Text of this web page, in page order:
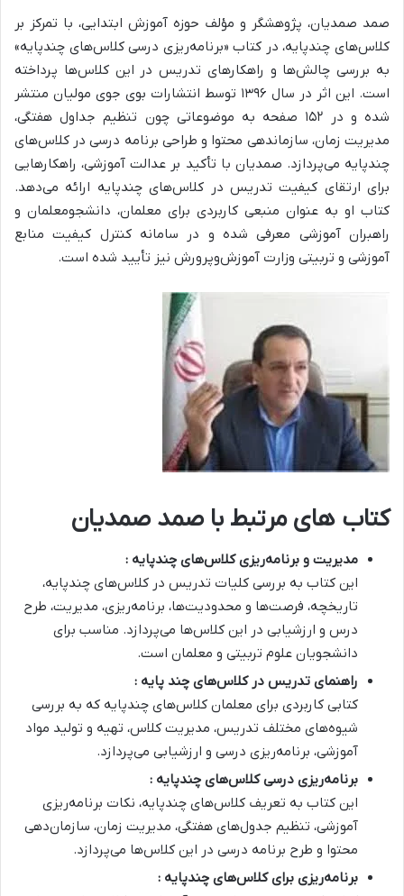
صمد صمدیان، پژوهشگر و مؤلف حوزه آموزش ابتدایی، با تمرکز بر
کلاس‌های چندپایه، در کتاب «برنامه‌ریزی درسی کلاس‌های چندپایه»
به بررسی چالش‌ها و راهکارهای تدریس در این کلاس‌ها پرداخته
است.
این اثر در سال ۱۳۹۶ توسط انتشارات بوی جوی مولیان منتشر
شده و در ۱۵۲ صفحه به موضوعاتی چون تنظیم جداول هفتگی،
مدیریت زمان، سازماندهی محتوا و طراحی برنامه درسی در کلاس‌های
چندپایه می‌پردازد. صمدیان با تأکید بر عدالت آموزشی، راهکارهایی
برای ارتقای کیفیت تدریس در کلاس‌های چندپایه ارائه می‌دهد.
کتاب او به عنوان منبعی کاربردی برای معلمان، دانشجومعلمان و
راهبران آموزشی معرفی شده و در سامانه کنترل کیفیت منابع
آموزشی و تربیتی وزارت آموزش‌وپرورش نیز تأیید شده است.
کتاب های مرتبط با صمد صمدیان
مدیریت و برنامه‌ریزی کلاس‌های چندپایه :
این کتاب به بررسی کلیات تدریس در کلاس‌های چندپایه،
تاریخچه، فرصت‌ها و محدودیت‌ها، برنامه‌ریزی، مدیریت، طرح
درس و ارزشیابی در این کلاس‌ها می‌پردازد. مناسب برای
دانشجویان علوم تربیتی و معلمان است.
راهنمای تدریس در کلاس‌های چند پایه :
کتابی کاربردی برای معلمان کلاس‌های چندپایه که به بررسی
شیوه‌های مختلف تدریس، مدیریت کلاس، تهیه و تولید مواد
آموزشی، برنامه‌ریزی درسی و ارزشیابی می‌پردازد.
برنامه‌ریزی درسی کلاس‌های چندپایه :
این کتاب به تعریف کلاس‌های چندپایه، نکات برنامه‌ریزی
آموزشی، تنظیم جدول‌های هفتگی، مدیریت زمان، سازمان‌دهی
محتوا و طرح برنامه درسی در این کلاس‌ها می‌پردازد.
برنامه‌ریزی برای کلاس‌های چندپایه :